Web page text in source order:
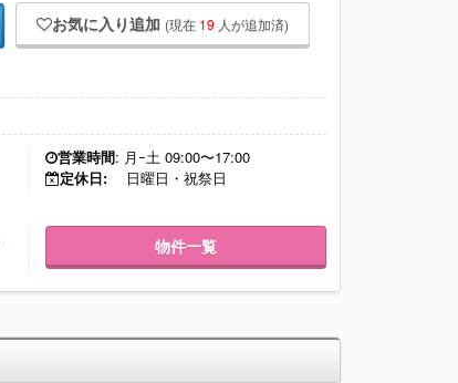
お気に入り追加 (現在 19 人が追加済)
営業時間: 月ｰ土 09:00〜17:00
定休日:
日曜日・祝祭日
物件一覧